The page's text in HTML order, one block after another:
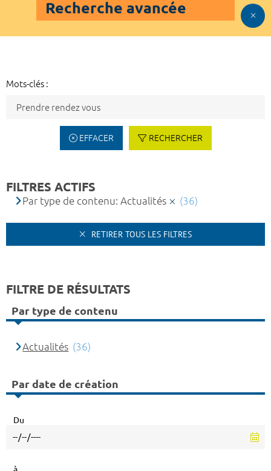
Recherche avancée
Mots-clés :
EFFACER RECHERCHER
FILTRES ACTIFS
Par type de contenu: Actualités (36)
RETIRER TOUS LES FILTRES
FILTRE DE RÉSULTATS
Par type de contenu
Actualités (36)
Par date de création
Du